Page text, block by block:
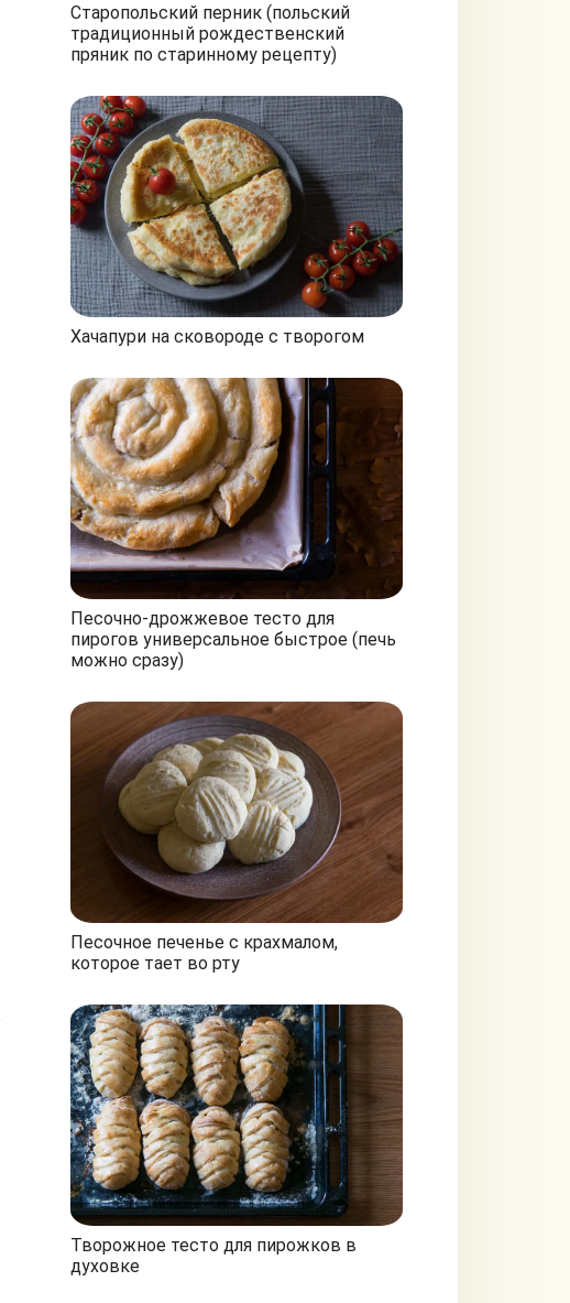
Старопольский перник (польский
традиционный рождественский
пряник по старинному рецепту)
Хачапури на сковороде с творогом
Песочно-дрожжевое тесто для
пирогов универсальное быстрое (печь
можно сразу)
Песочное печенье с крахмалом,
которое тает во рту
Творожное тесто для пирожков в
духовке